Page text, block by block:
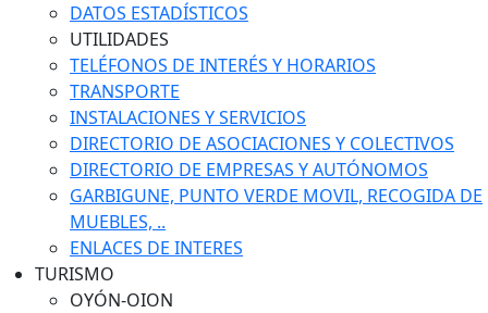
DATOS ESTADÍSTICOS
UTILIDADES
TELÉFONOS DE INTERÉS Y HORARIOS
TRANSPORTE
INSTALACIONES Y SERVICIOS
DIRECTORIO DE ASOCIACIONES Y COLECTIVOS
DIRECTORIO DE EMPRESAS Y AUTÓNOMOS
GARBIGUNE, PUNTO VERDE MOVIL, RECOGIDA DE
MUEBLES, ..
ENLACES DE INTERES
TURISMO
OYÓN-OION